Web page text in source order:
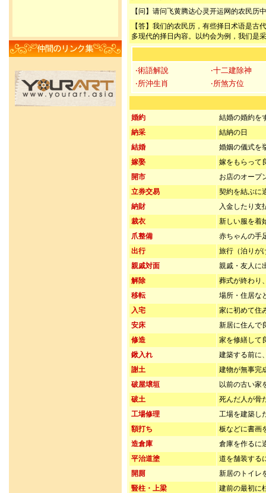
【问】请问飞黄腾达心灵开运网的农民
【答】我们的农民历，有些择日术语是
多现代的择日内容。以约会为例，我们是
‧術語解說
‧十二建除神
‧所沖生肖
‧所煞方位
婚約
結婚の婚約を
納采
結納の日
結婚
婚姻の儀式を
嫁娶
嫁をもらって
開市
お店のオープ
立券交易
契約を結ぶに
納財
入金したり支
裁衣
新しい服を着
爪整備
赤ちゃんの手
出行
旅行（泊りが
親戚対面
親戚・友人に
解除
葬式が終わり
移転
場所・住居な
入宅
家に初めて住
安床
新居に住んで
修造
家を修繕して
鍬入れ
建築する前に
謝土
建物が無事完
破屋壌垣
以前の古い家
破土
死んだ人が骨
工場修理
工場を建築し
額打ち
板などに書画
造倉庫
倉庫を作るに
平治道塗
道を舗装する
開厠
新居のトイレ
豎柱・上梁
建前の最初に